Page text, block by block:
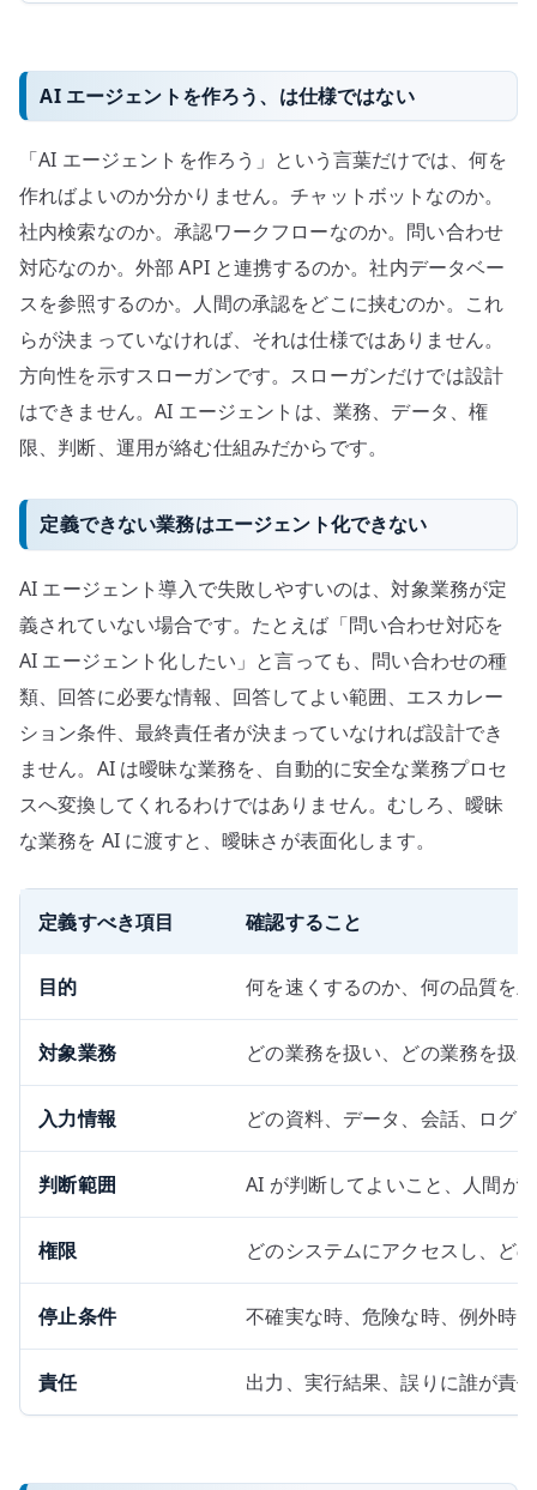
AI エージェントを作ろう、は仕様ではない
「AI エージェントを作ろう」という言葉だけでは、何を
作ればよいのか分かりません。チャットボットなのか。
社内検索なのか。承認ワークフローなのか。問い合わせ
対応なのか。外部 API と連携するのか。社内データベー
スを参照するのか。人間の承認をどこに挟むのか。これ
らが決まっていなければ、それは仕様ではありません。
方向性を示すスローガンです。スローガンだけでは設計
はできません。AI エージェントは、業務、データ、権
限、判断、運用が絡む仕組みだからです。
定義できない業務はエージェント化できない
AI エージェント導入で失敗しやすいのは、対象業務が定
義されていない場合です。たとえば「問い合わせ対応を
AI エージェント化したい」と言っても、問い合わせの種
類、回答に必要な情報、回答してよい範囲、エスカレー
ション条件、最終責任者が決まっていなければ設計でき
ません。AI は曖昧な業務を、自動的に安全な業務プロセ
スへ変換してくれるわけではありません。むしろ、曖昧
な業務を AI に渡すと、曖昧さが表面化します。
定義すべき項目 確認すること
目的 何を速くするのか、何の品質を
対象業務 どの業務を扱い、どの業務を扱
入力情報 どの資料、データ、会話、ログ
判断範囲 AI が判断してよいこと、人間が
権限 どのシステムにアクセスし、ど
停止条件 不確実な時、危険な時、例外時
責任 出力、実行結果、誤りに誰が責